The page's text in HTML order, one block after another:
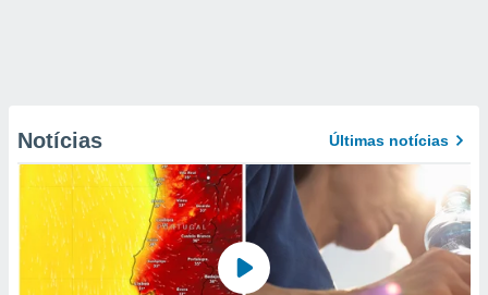
Notícias Últimas notícias